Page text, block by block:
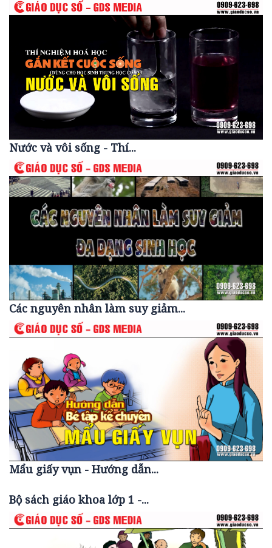
Nước và vôi sống - Thí...
Các nguyên nhân làm suy giảm...
Mẩu giấy vụn - Hướng dẫn...
Bộ sách giáo khoa lớp 1 -...